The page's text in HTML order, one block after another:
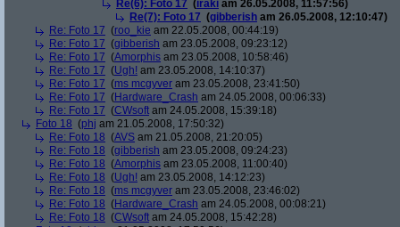
Re(6): Foto 17 (iraki am 26.05.2008, 11:57:56)
Re(7): Foto 17 (gibberish am 26.05.2008, 12:10:47)
Re: Foto 17 (roo_kie am 22.05.2008, 00:44:19)
Re: Foto 17 (gibberish am 23.05.2008, 09:23:12)
Re: Foto 17 (Amorphis am 23.05.2008, 10:58:46)
Re: Foto 17 (Ugh! am 23.05.2008, 14:10:37)
Re: Foto 17 (ms mcgyver am 23.05.2008, 23:41:50)
Re: Foto 17 (Hardware_Crash am 24.05.2008, 00:06:33)
Re: Foto 17 (CWsoft am 24.05.2008, 15:39:18)
Foto 18 (phj am 21.05.2008, 17:50:32)
Re: Foto 18 (AVS am 21.05.2008, 21:20:05)
Re: Foto 18 (gibberish am 23.05.2008, 09:24:23)
Re: Foto 18 (Amorphis am 23.05.2008, 11:00:40)
Re: Foto 18 (Ugh! am 23.05.2008, 14:12:23)
Re: Foto 18 (ms mcgyver am 23.05.2008, 23:46:02)
Re: Foto 18 (Hardware_Crash am 24.05.2008, 00:08:21)
Re: Foto 18 (CWsoft am 24.05.2008, 15:42:28)